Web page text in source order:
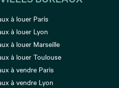
à louer Paris
à louer Lyon
à louer Marseille
à louer Toulouse
à vendre Paris
à vendre Lyon